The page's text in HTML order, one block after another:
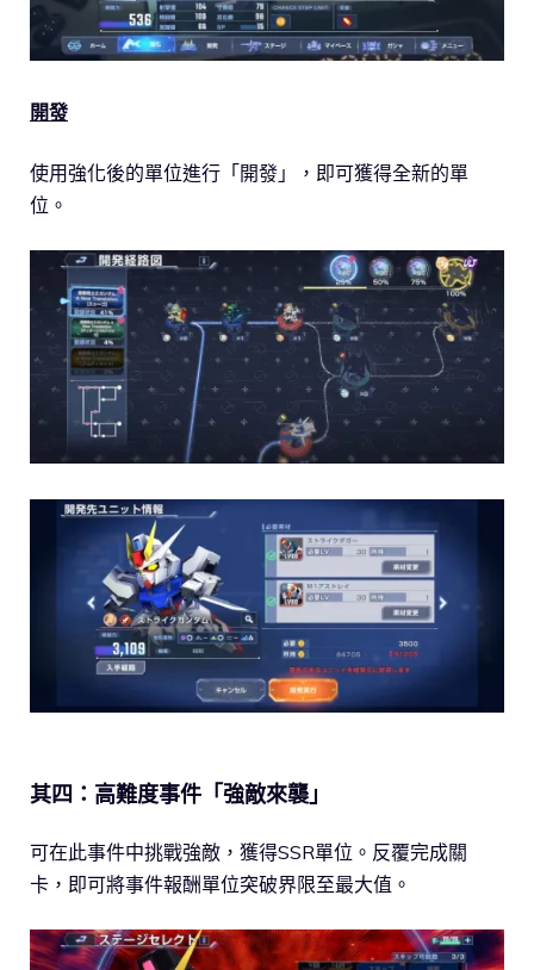
開發
使用強化後的單位進行「開發」，即可獲得全新的單
位。
其四：高難度事件「強敵來襲」
可在此事件中挑戰強敵，獲得SSR單位。反覆完成關
卡，即可將事件報酬單位突破界限至最大值。